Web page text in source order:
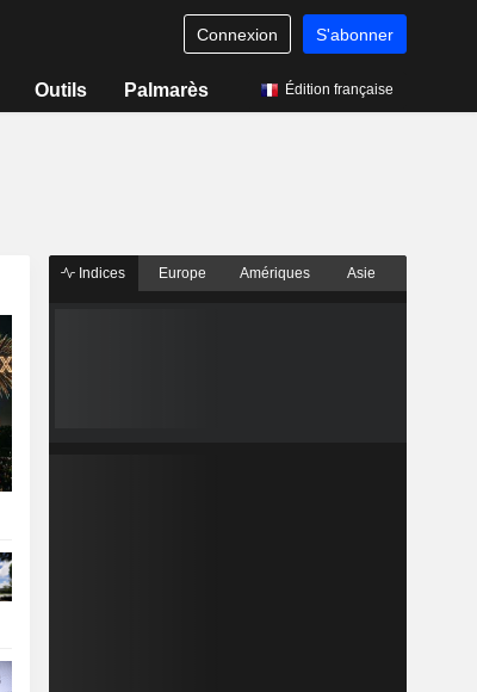
Connexion S'abonner
Outils Palmarès Édition française
Indices Europe Amériques Asie